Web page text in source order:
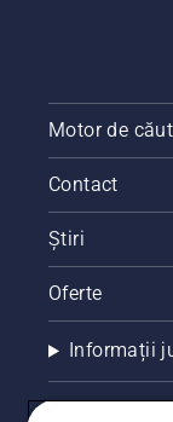
Motor de
Contact
Știri
Oferte
Informații